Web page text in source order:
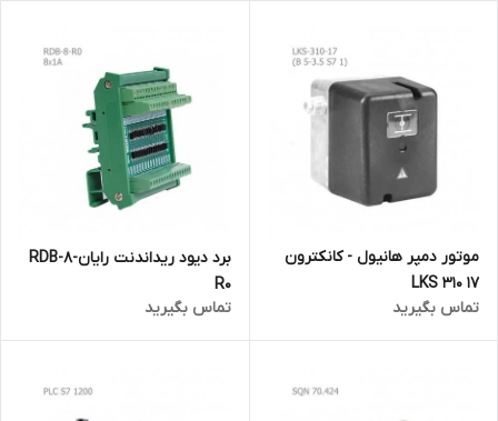
موتور دمپر هانیول - کانکترون
LKS 310 17
تماس بگیرید
برد دیود ریداندنت رایانRDB-8-
R0
تماس بگیرید